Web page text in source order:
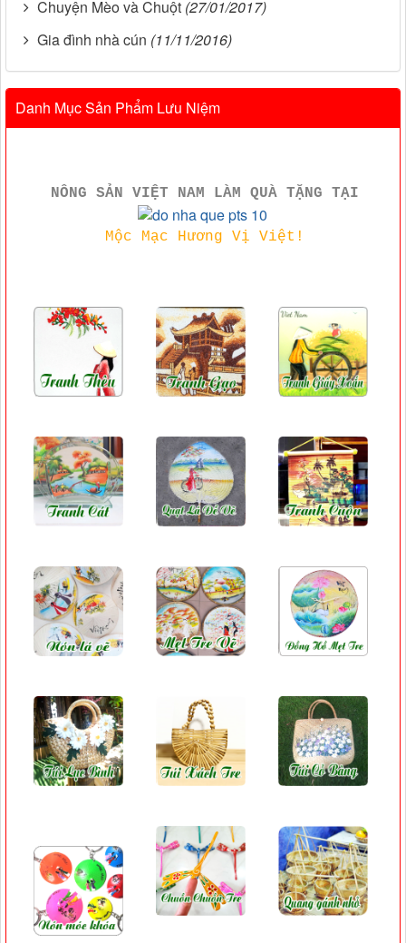
Chuyện Mèo và Chuột (27/01/2017)
Gia đình nhà cún (11/11/2016)
Danh Mục Sản Phẩm Lưu Niệm
NÔNG SẢN VIỆT NAM LÀM QUÀ TẶNG TẠI
Mộc Mạc Hương Vị Việt!